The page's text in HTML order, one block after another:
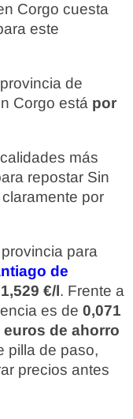
Corgo cuesta
este
de
Corgo está por
más
repostar Sin
por
para
de
1,529 €/l. Frente a
es de 0,071
euros de ahorro
pilla de paso,
precios antes